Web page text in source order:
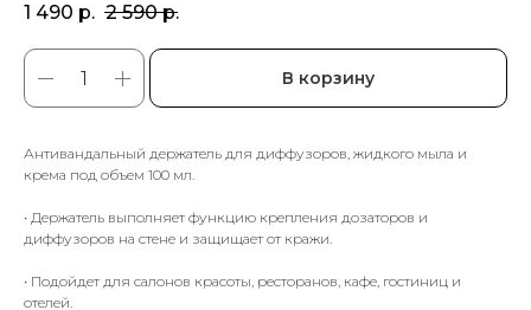
1 490 р. 2 590 р.
В корзину
Антивандальный держатель для диффузоров, жидкого мыла и
крема под объем 100 мл.
• Держатель выполняет функцию крепления дозаторов и
диффузоров на стене и защищает от кражи.
• Подойдет для салонов красоты, ресторанов, кафе, гостиниц и
отелей.